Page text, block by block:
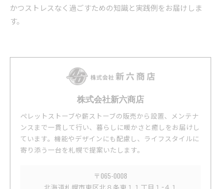
かつストレスなく過ごすための知識と実践例をお届けしま
す。
株式会社新六商店
ペレットストーブや薪ストーブの販売から設置、メンテナ
ンスまで一貫して行い、暮らしに暖かさと癒しをお届けし
ています。機能やデザインにも配慮し、ライフスタイルに
寄り添う一台を札幌で提案いたします。
〒065-0008
北海道札幌市東区北８条東１１丁目１−４１